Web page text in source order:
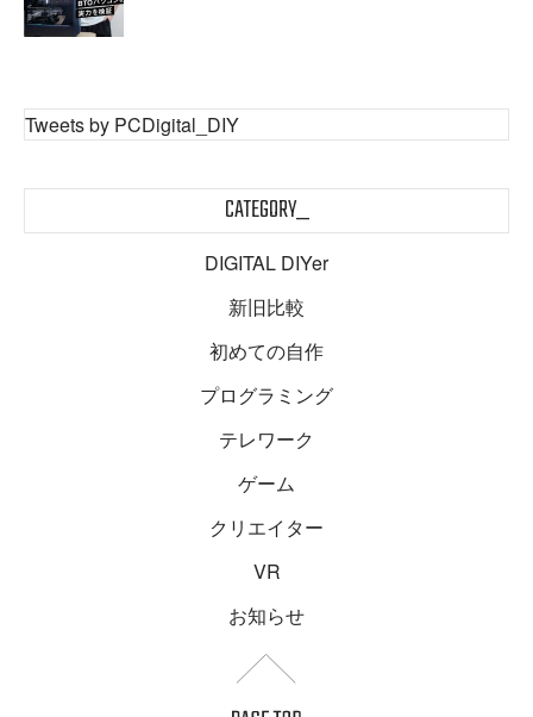
Tweets by PCDigital_DIY
CATEGORY_
DIGITAL DIYer
新旧比較
初めての自作
プログラミング
テレワーク
ゲーム
クリエイター
VR
お知らせ